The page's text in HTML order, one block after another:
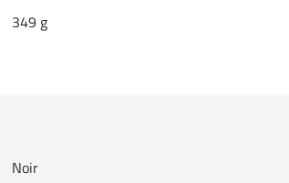
349 g
Noir